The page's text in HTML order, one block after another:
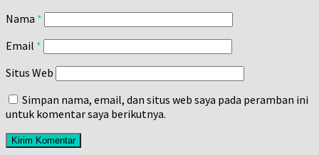
Nama *
Email *
Situs Web
Simpan nama, email, dan situs web saya pada peramban ini
untuk komentar saya berikutnya.